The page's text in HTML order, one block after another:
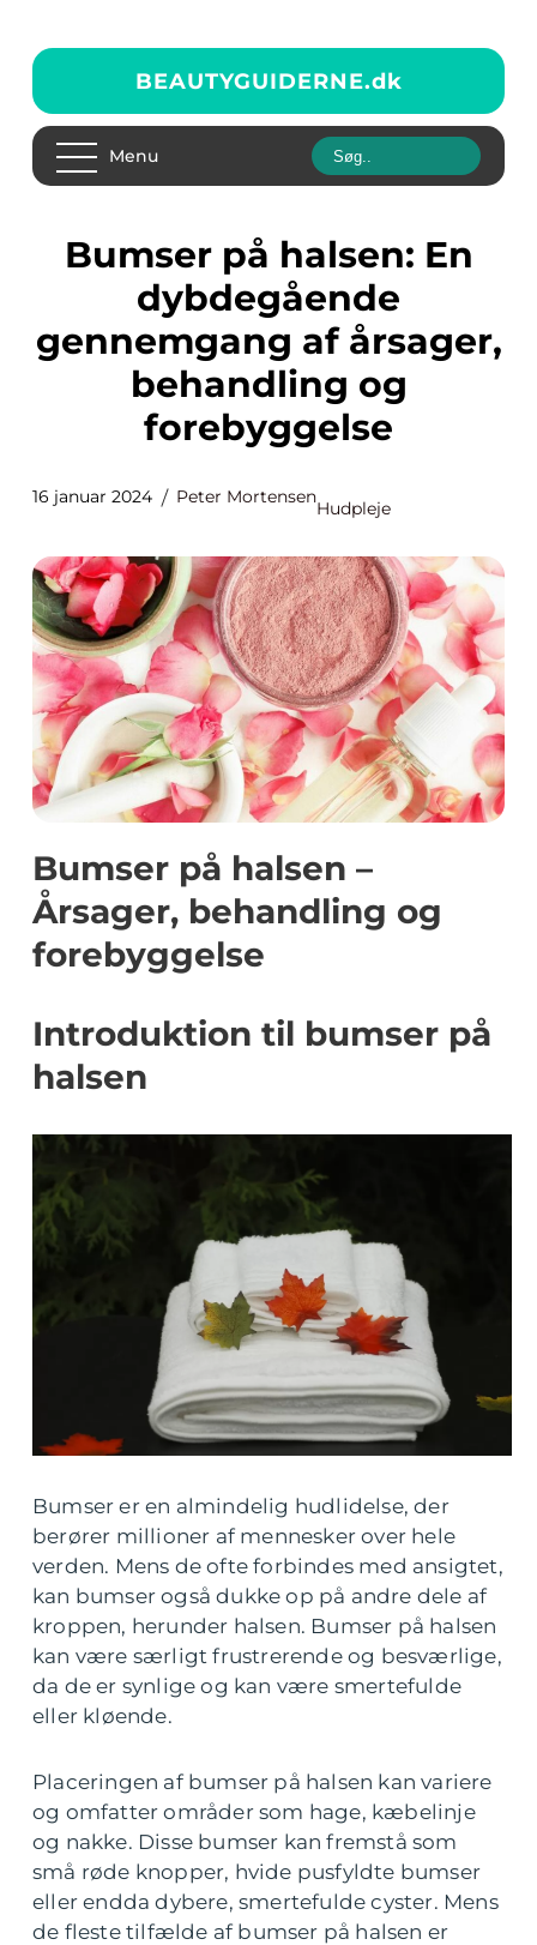
BEAUTYGUIDERNE.dk
Menu
Bumser på halsen: En
dybdegående
gennemgang af årsager,
behandling og
forebyggelse
16 januar 2024 Peter Mortensen
Hudpleje
Bumser på halsen –
Årsager, behandling og
forebyggelse
Introduktion til bumser på
halsen
Bumser er en almindelig hudlidelse, der
berører millioner af mennesker over hele
verden. Mens de ofte forbindes med ansigtet,
kan bumser også dukke op på andre dele af
kroppen, herunder halsen. Bumser på halsen
kan være særligt frustrerende og besværlige,
da de er synlige og kan være smertefulde
eller kløende.
Placeringen af bumser på halsen kan variere
og omfatter områder som hage, kæbelinje
og nakke. Disse bumser kan fremstå som
små røde knopper, hvide pusfyldte bumser
eller endda dybere, smertefulde cyster. Mens
de fleste tilfælde af bumser på halsen er